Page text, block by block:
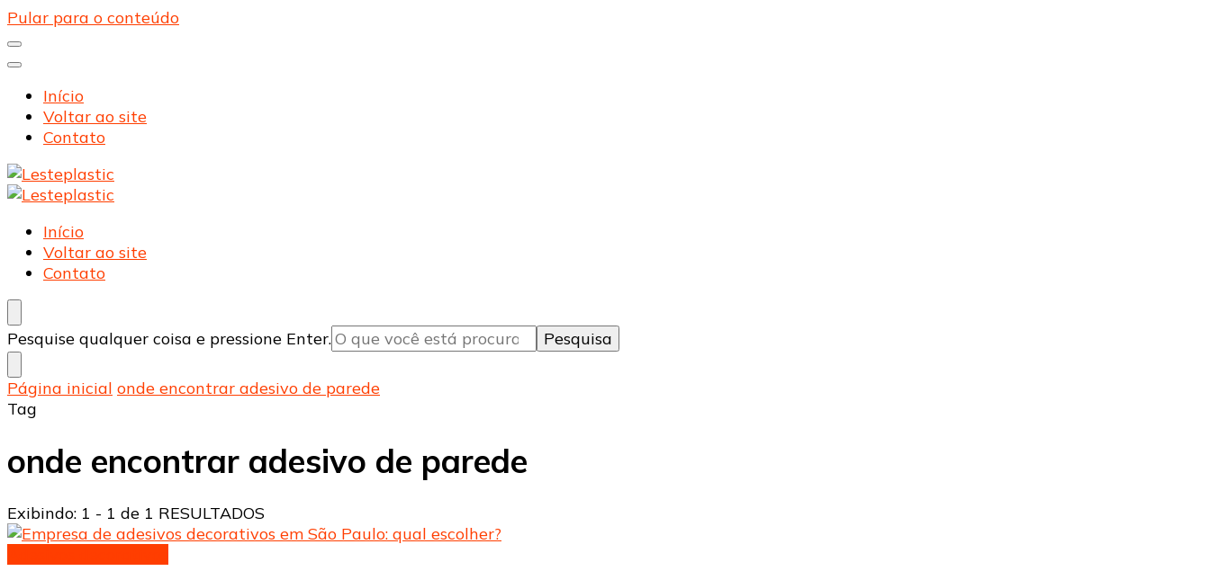
Pular para o conteúdo
Início
Voltar ao site
Contato
Lesteplastic
Blog – Lesteplastic
Lesteplastic
Blog – Lesteplastic
Início
Voltar ao site
Contato
Procurando
algo?
Pesquise qualquer coisa e pressione Enter.
Página inicial onde encontrar adesivo de parede
Tag
onde encontrar adesivo de parede
Exibindo: 1 - 1 de 1 RESULTADOS